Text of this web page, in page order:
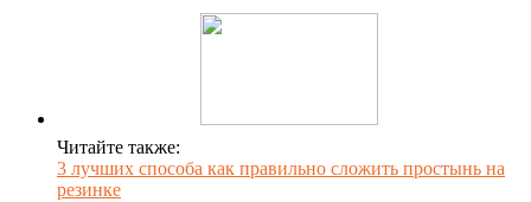
Читайте также:
3 лучших способа как правильно сложить простынь на
резинке